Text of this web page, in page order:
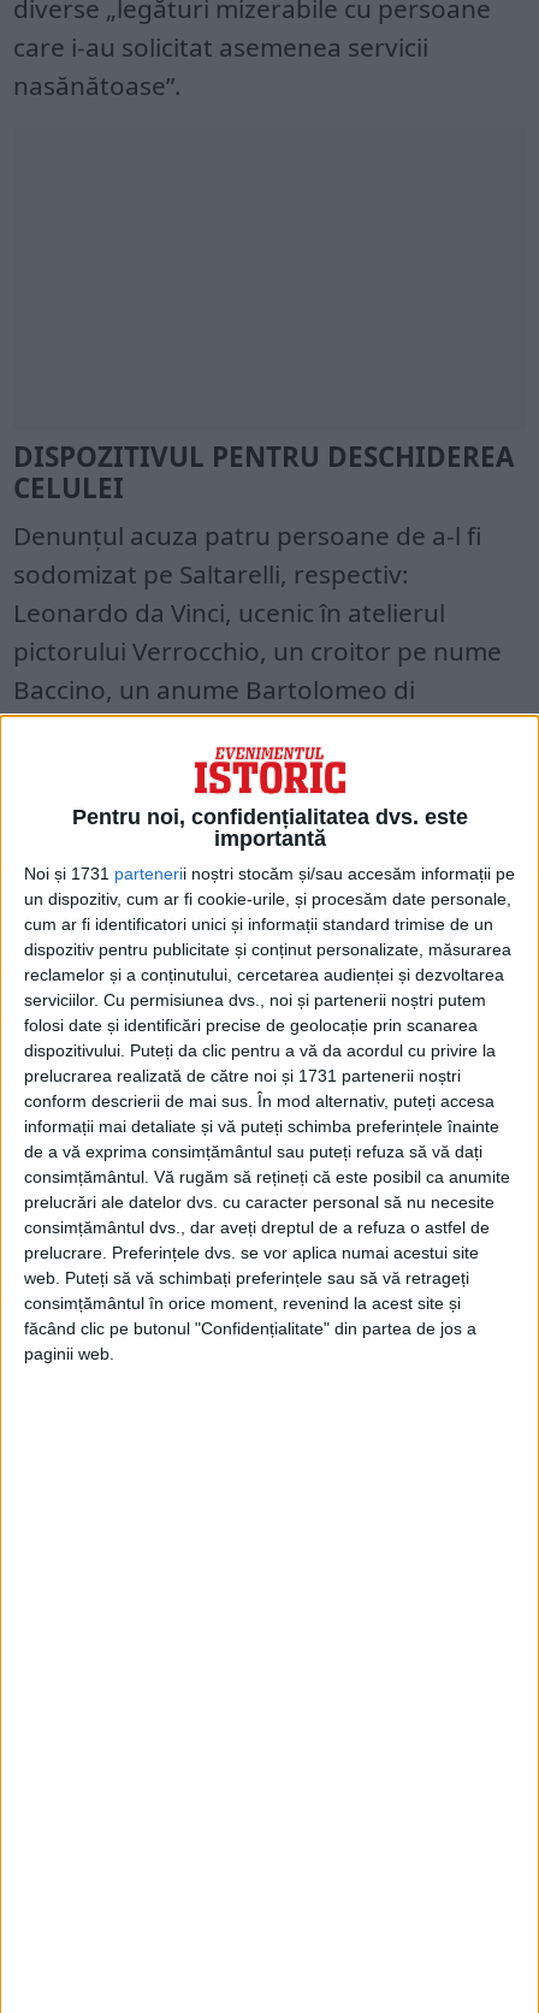
Pentru noi, confidențialitatea dvs. este
importantă
Noi și 1731 partenerii noștri stocăm și/sau accesăm informații pe
un dispozitiv, cum ar fi cookie-urile, și procesăm date personale,
cum ar fi identificatori unici și informații standard trimise de un
dispozitiv pentru publicitate și conținut personalizate, măsurarea
reclamelor și a conținutului, cercetarea audienței și dezvoltarea
serviciilor. Cu permisiunea dvs., noi și partenerii noștri putem
folosi date și identificări precise de geolocație prin scanarea
dispozitivului. Puteți da clic pentru a vă da acordul cu privire la
prelucrarea realizată de către noi și 1731 partenerii noștri
conform descrierii de mai sus. În mod alternativ, puteți accesa
informații mai detaliate și vă puteți schimba preferințele înainte
de a vă exprima consimțământul sau puteți refuza să vă dați
consimțământul. Vă rugăm să rețineți că este posibil ca anumite
prelucrări ale datelor dvs. cu caracter personal să nu necesite
consimțământul dvs., dar aveți dreptul de a refuza o astfel de
prelucrare. Preferințele dvs. se vor aplica numai acestui site
web. Puteți să vă schimbați preferințele sau să vă retrageți
consimțământul în orice moment, revenind la acest site și
făcând clic pe butonul "Confidențialitate" din partea de jos a
paginii web.
diverse „legături mizerabile cu persoane
care i-au solicitat asemenea servicii
nasănătoase”.
DISPOZITIVUL PENTRU DESCHIDEREA
CELULEI
Denunțul acuza patru persoane de a-l fi
sodomizat pe Saltarelli, respectiv:
Leonardo da Vinci, ucenic în atelierul
pictorului Verrocchio, un croitor pe nume
Baccino, un anume Bartolomeo di
Pasquino și Leonardo Tornabuoni,
membru al familiei aristocratice cu același
nume din Florența, asociată cu familia
Au fost arestați, interogați și umiliți. Într-un
final au fost achitați, însă scandalul
insinuările și bârfele l-au chinuit mulți ani
pe Leonardo.
Printre primele sale invenții s-au numărat
un dispozitiv de smulgere a barelor de la
ferestre și un altul de deschidere a ușii unei
celule de închisoare din interior.